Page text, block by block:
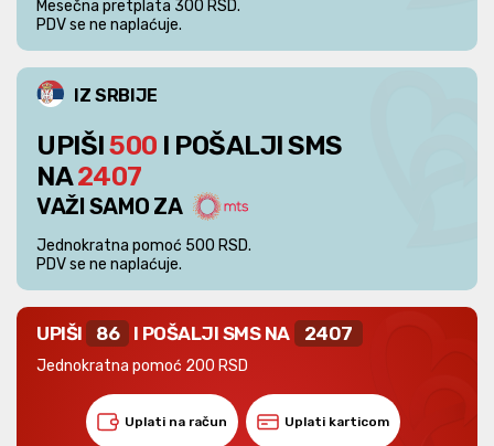
Mesečna pretplata 300 RSD.
PDV se ne naplaćuje.
IZ SRBIJE
UPIŠI500 I POŠALJI SMS
NA2407
VAŽI SAMO ZA
Jednokratna pomoć 500 RSD.
PDV se ne naplaćuje.
UPIŠI 86 I POŠALJI SMS NA 2407
Jednokratna pomoć 200 RSD
Uplati na račun Uplati karticom